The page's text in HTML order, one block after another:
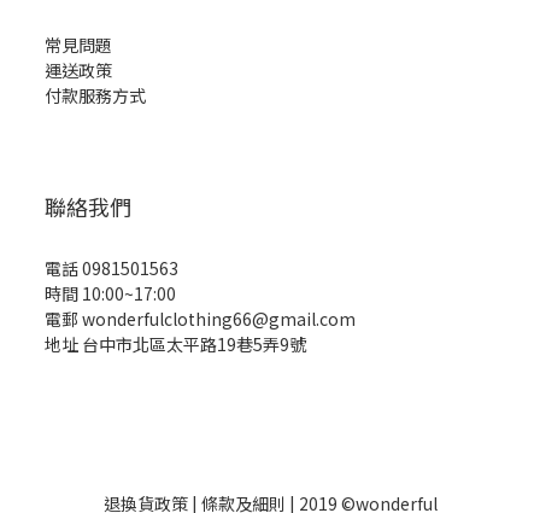
常見問題
運送政策
付款服務方式
聯絡我們
電話 0981501563
時間 10:00~17:00
電郵 wonderfulclothing66@gmail.com
地址 台中市北區太平路19巷5弄9號
退換貨政策| 條款及細則 | 2019 ©wonderful